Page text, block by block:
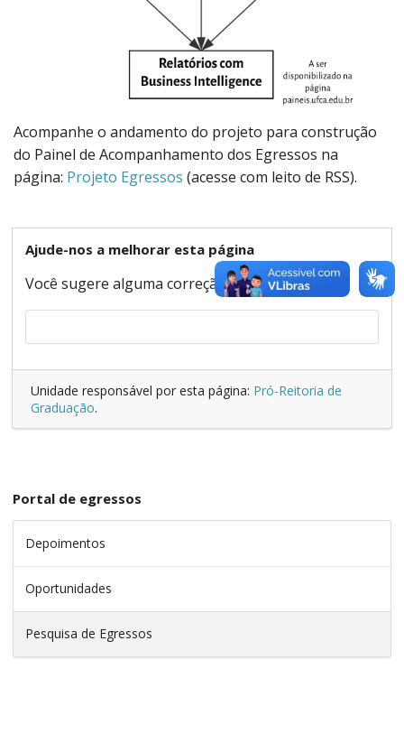
Acompanhe o andamento do projeto para construção
do Painel de Acompanhamento dos Egressos na
página: Projeto Egressos (acesse com leito de RSS).
Ajude-nos a melhorar esta página
Você sugere alguma correção ou melhoria?
Unidade responsável por esta página: Pró-Reitoria de
Graduação.
Portal de egressos
Depoimentos
Oportunidades
Pesquisa de Egressos